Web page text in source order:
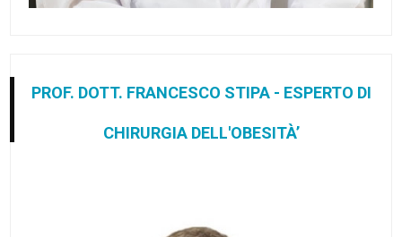
PROF. DOTT. FRANCESCO STIPA - ESPERTO DI
CHIRURGIA DELL'OBESITÀ’